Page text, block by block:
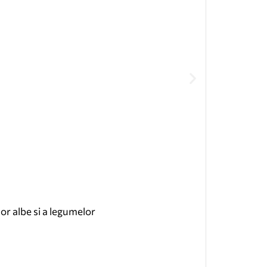
albe si a legumelor